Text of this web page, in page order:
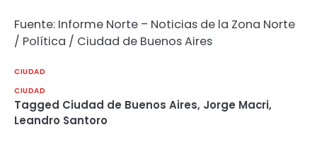
Fuente: Informe Norte – Noticias de la Zona Norte
/ Política / Ciudad de Buenos Aires
CIUDAD
CIUDAD
Tagged Ciudad de Buenos Aires, Jorge Macri,
Leandro Santoro